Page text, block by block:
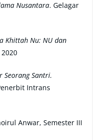
Nusantara. Gelagar
Khittah Nu: NU dan
Seorang Santri.
Intrans
Anwar, Semester III